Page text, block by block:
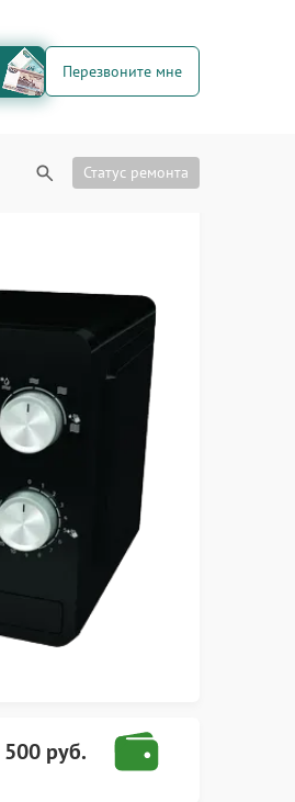
Перезвоните мне
Статус ремонта
500 руб.